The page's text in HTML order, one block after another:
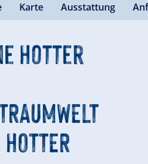
Karte Ausstattung
Hotter